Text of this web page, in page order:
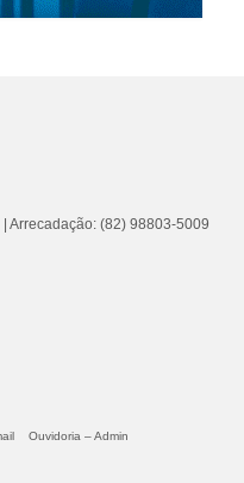
Arrecadação: (82) 98803-5009
Ouvidoria – Admin